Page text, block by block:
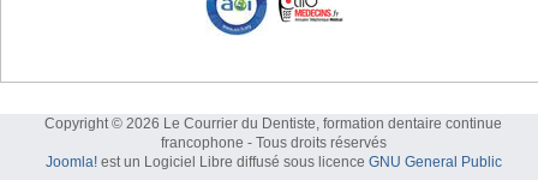
Copyright © 2026 Le Courrier du Dentiste, formation dentaire continue
francophone - Tous droits réservés
Joomla!est un Logiciel Libre diffusé sous licence GNU General Public